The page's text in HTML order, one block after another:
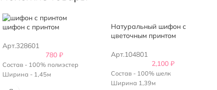
шифон с принтом
Арт.328601
780 ₽
Состав - 100% полиэстер
Ширина - 1,45м
Натуральный шифон с
цветочным принтом
Арт.104801
2,100 ₽
Состав - 100% шелк
Ширина 1,39м